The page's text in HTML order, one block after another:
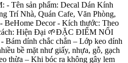
Tên sản phẩm: Decal Dán Kính
Trí Nhà, Quán Cafe, Văn Phòng,
Decor - Kích thước: Theo
Hiện Đại 🌱ĐẶC ĐIỂM NỔI
dính chắc chắn – Lớp keo dính
bề mặt như giấy, nhựa, gỗ, gạch
thừa – Khi bóc ra không gây lem